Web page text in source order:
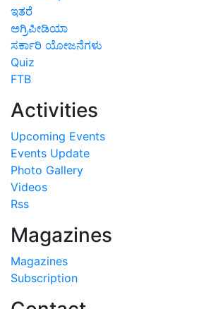
ಇತರೆ
ಅಗ್ರಿಪೀಡಿಯಾ
ಸರ್ಕಾರಿ ಯೋಜನೆಗಳು
Quiz
FTB
Activities
Upcoming Events
Events Update
Photo Gallery
Videos
Rss
Magazines
Magazines
Subscription